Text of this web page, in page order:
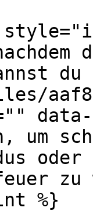
du
data-
um
zu
%}